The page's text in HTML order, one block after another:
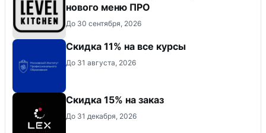
нового меню ПРО
До 30 сентября, 2026
Скидка 11% на все курсы
До 31 августа, 2026
Скидка 15% на заказ
До 31 декабря, 2026